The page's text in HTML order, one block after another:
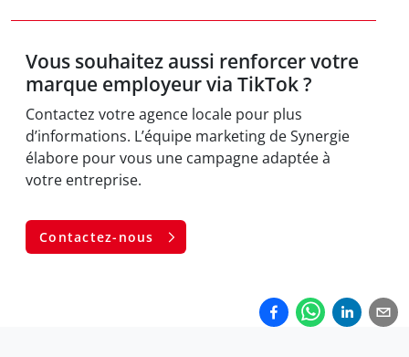
Vous souhaitez aussi renforcer votre
marque employeur via TikTok ?
Contactez votre agence locale pour plus
d’informations. L’équipe marketing de Synergie
élabore pour vous une campagne adaptée à
votre entreprise.
Contactez-nous